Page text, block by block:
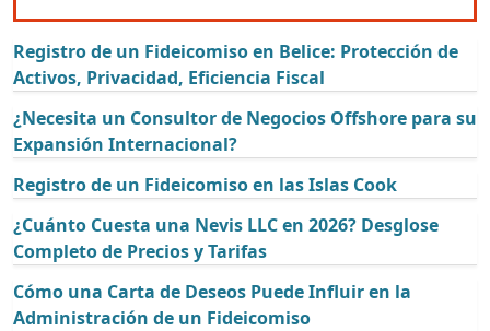
Registro de un Fideicomiso en Belice: Protección de
Activos, Privacidad, Eficiencia Fiscal
¿Necesita un Consultor de Negocios Offshore para su
Expansión Internacional?
Registro de un Fideicomiso en las Islas Cook
¿Cuánto Cuesta una Nevis LLC en 2026? Desglose
Completo de Precios y Tarifas
Cómo una Carta de Deseos Puede Influir en la
Administración de un Fideicomiso